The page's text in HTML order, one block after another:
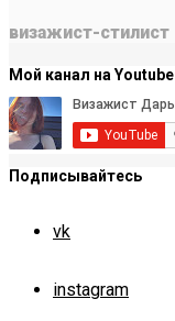
визажист-стилист
Мой канал на Youtube
Подписывайтесь
vk
instagram